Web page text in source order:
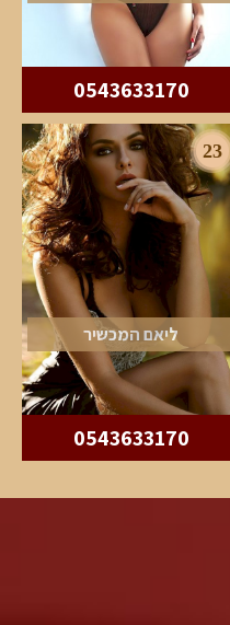
0543633170
23
ליאם המכשיר
0543633170